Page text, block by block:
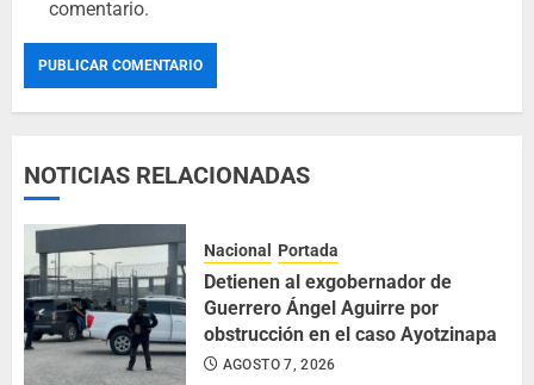
comentario.
NOTICIAS RELACIONADAS
Nacional Portada
Detienen al exgobernador de
Guerrero Ángel Aguirre por
obstrucción en el caso Ayotzinapa
AGOSTO 7, 2026